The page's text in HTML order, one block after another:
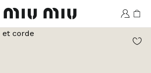
MiuMiu logo